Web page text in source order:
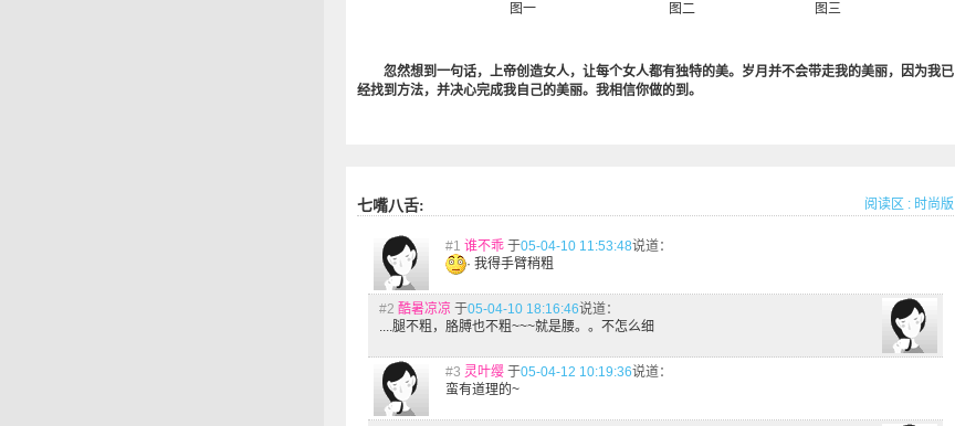
图一 图二 图三
忽然想到一句话，上帝创造女人，让每个女人都有独特的美。岁月并不会带走我的美丽，因为我已
经找到方法，并决心完成我自己的美丽。我相信你做的到。
七嘴八舌: 阅读区 : 时尚版
#1 谁不乖 于05-04-10 11:53:48说道：
· 我得手臂稍粗
#2 酷暑凉凉 于05-04-10 18:16:46说道：
....腿不粗，胳膊也不粗~~~就是腰。。不怎么细
#3 灵叶缨 于05-04-12 10:19:36说道：
蛮有道理的~